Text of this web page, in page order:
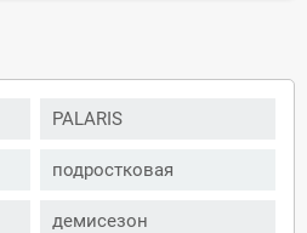
PALARIS
подростковая
демисезон